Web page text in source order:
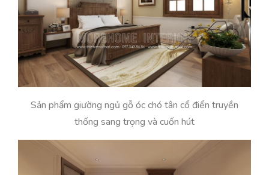
Sản phẩm giường ngủ gỗ óc chó tân cổ điển truyền
thống sang trọng và cuốn hút